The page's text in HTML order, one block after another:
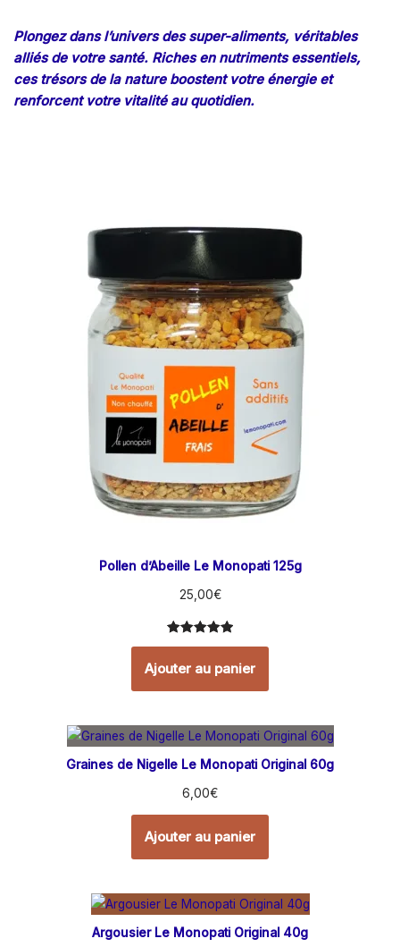
Plongez dans l’univers des super-aliments, véritables
alliés de votre santé. Riches en nutriments essentiels,
ces trésors de la nature boostent votre énergie et
renforcent votre vitalité au quotidien.
Pollen d’Abeille Le Monopati 125g
25,00€
Noté5.00
sur 5
9
client
Ajouter au panier
Graines de Nigelle Le Monopati Original 60g
6,00€
Ajouter au panier
Argousier Le Monopati Original 40g